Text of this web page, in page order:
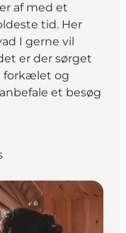
af med et
tid. Her
I gerne vil
er der sørget
forkælet og
et besøg